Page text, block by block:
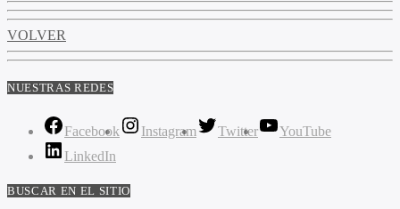
VOLVER
NUESTRAS REDES
Facebook Instagram Twitter
YouTube
LinkedIn
BUSCAR EN EL SITIO